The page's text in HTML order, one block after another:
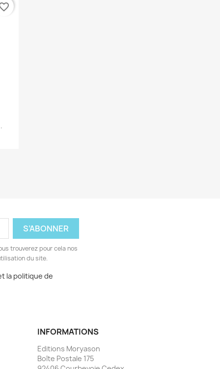
trouverez pour cela nos
du site.
la politique de
INFORMATIONS
Editions Moryason
Boîte Postale 175